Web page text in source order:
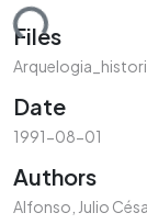
Files
Date
1991-08-01
Authors
Alfonso, Julio